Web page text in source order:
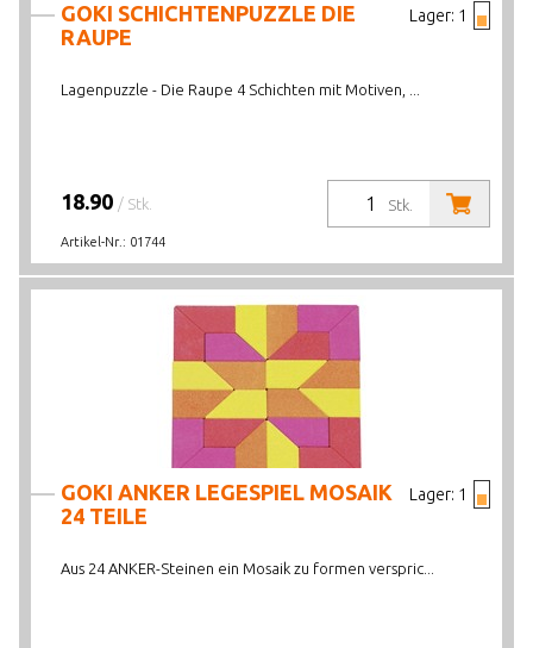
Lager: 1
GOKI SCHICHTENPUZZLE DIE
RAUPE
Lagenpuzzle - Die Raupe 4 Schichten mit Motiven, ...
Stk.
18.90 / Stk.
Artikel-Nr.: 01744
Lager: 1
GOKI ANKER LEGESPIEL MOSAIK
24 TEILE
Aus 24 ANKER-Steinen ein Mosaik zu formen verspric...